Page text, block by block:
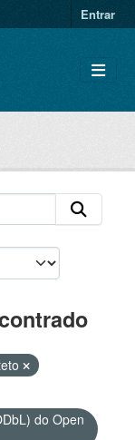
Entrar
do Open